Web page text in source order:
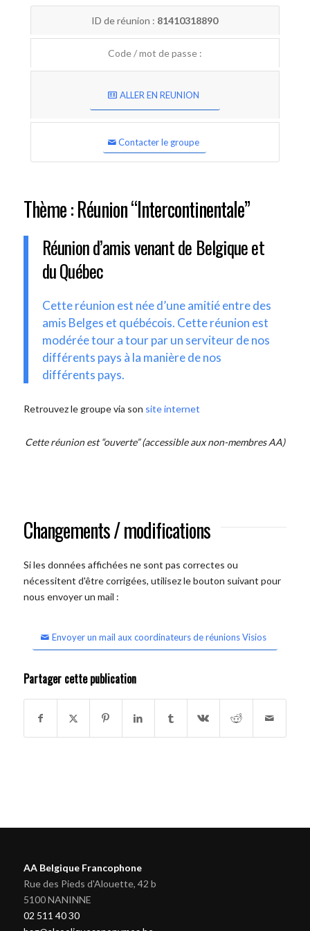
ID de réunion : 81410318890
Code / mot de passe :
ALLER EN REUNION
Contacter le groupe
Thème : Réunion “Intercontinentale”
Réunion d’amis venant de Belgique et
du Québec
Cette réunion est née d’une amitié entre des
amis Belges et québécois. Cette réunion est
modérée tour a tour par un serviteur de nos
différents pays à la manière de nos
différents pays.
Retrouvez le groupe via son site internet
Cette réunion est “ouverte” (accessible aux non-membres AA)
Changements / modifications
Si les données affichées ne sont pas correctes ou
nécessitent d'être corrigées, utilisez le bouton suivant pour
nous envoyer un mail :
Envoyer un mail aux coordinateurs de réunions Visios
Partager cette publication
AA Belgique Francophone
Rue des Pieds d'Alouette, 42 b
5100 NANINNE
02 511 40 30